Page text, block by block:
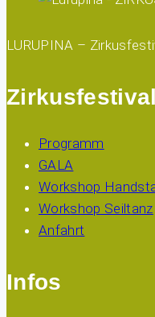
LURUPINA –
Zirkusfestival
Programm
GALA
Workshop
Workshop Seiltanz
Anfahrt
Infos